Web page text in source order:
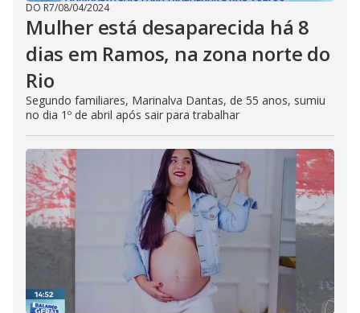
DO R7/08/04/2024
Mulher está desaparecida há 8
dias em Ramos, na zona norte do
Rio
Segundo familiares, Marinalva Dantas, de 55 anos, sumiu
no dia 1º de abril após sair para trabalhar